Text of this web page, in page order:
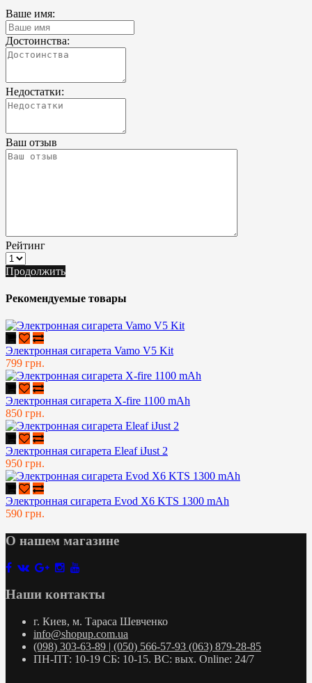
Ваше имя:
Достоинства:
Недостатки:
Ваш отзыв
Рейтинг
Продолжить
Рекомендуемые товары
Электронная сигарета Vamo V5 Kit
799 грн.
Электронная сигарета X-fire 1100 mAh
850 грн.
Электронная сигарета Eleaf iJust 2
950 грн.
Электронная сигарета Evod X6 KTS 1300 mAh
590 грн.
О нашем магазине
Наши контакты
г. Киев, м. Тараса Шевченко
info@shopup.com.ua
(098) 303-63-89 | (050) 566-57-93 (063) 879-28-85
ПН-ПТ: 10-19 СБ: 10-15. ВС: вых. Online: 24/7